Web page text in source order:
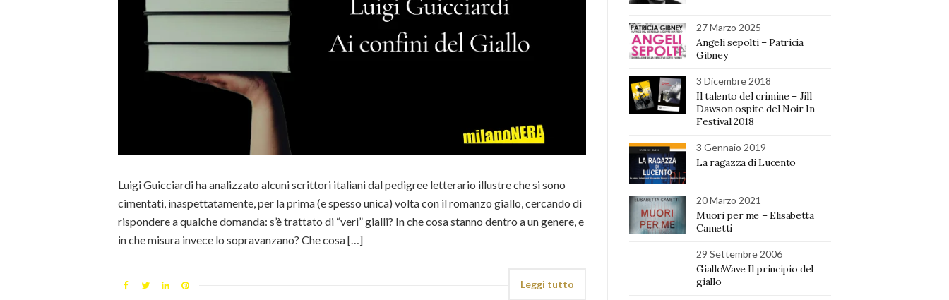
Luigi Guicciardi ha analizzato alcuni scrittori italiani dal pedigree letterario illustre che si sono
cimentati, inaspettatamente, per la prima (e spesso unica) volta con il romanzo giallo, cercando di
rispondere a qualche domanda: s’è trattato di “veri” gialli? In che cosa stanno dentro a un genere, e
in che misura invece lo sopravanzano? Che cosa […]
Leggi tutto
27 Marzo 2025
Angeli sepolti – Patricia
Gibney
3 Dicembre 2018
Il talento del crimine – Jill
Dawson ospite del Noir In
Festival 2018
3 Gennaio 2019
La ragazza di Lucento
20 Marzo 2021
Muori per me – Elisabetta
Cametti
29 Settembre 2006
GialloWave Il principio del
giallo